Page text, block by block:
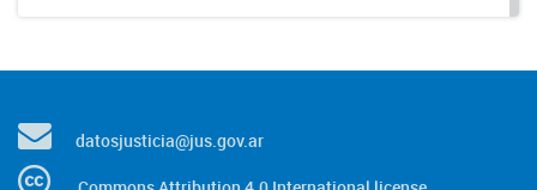
datosjusticia@jus.gov.ar